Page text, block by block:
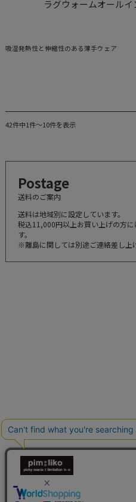
ラグウォームオール
吸湿発熱性と伸縮性のある薄手ウェア
42件中1件～10件を表示
Postage
送料のご案内
送料は地域別に設定しています。
税込11,000円以上お買い上げの方
す。
※離島に関しては別途ご連絡差し上